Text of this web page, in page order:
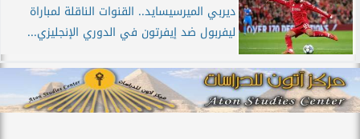
ديربي الميرسيسايد.. القنوات الناقلة لمباراة
ليفربول ضد إيفرتون في الدوري الإنجليزي...